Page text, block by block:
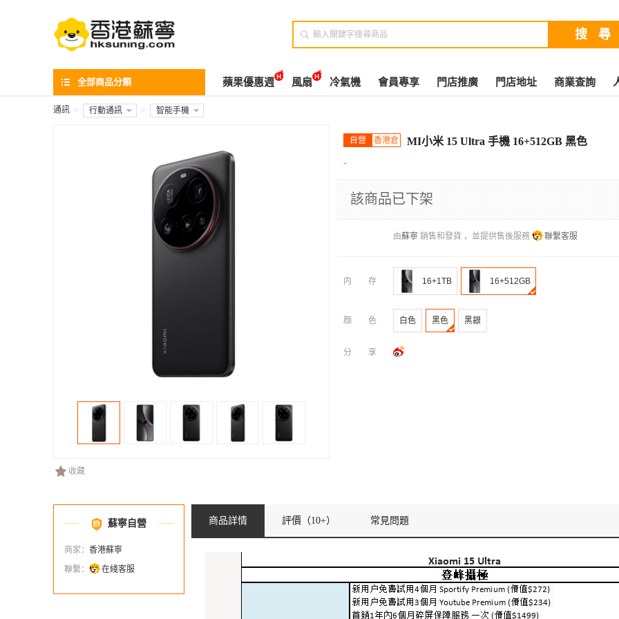

全部商品分類 蘋果優惠週 風扇 冷氣機 會員專享 門店推廣 門店地址 商業查詢
通訊 > 行動通訊 > 智能手機
收藏
自營 香港倉 MI小米 15 Ultra 手機 16+512GB 黑色
-
該商品已下架
由蘇寧 銷售和發貨 ，並提供售後服務 聯繫客服
内存 16+1TB 16+512GB
顔色 白色 黑色 黑銀
分享
蘇寧自營
商家： 香港蘇寧
聯繫：
在綫客服
商品詳情 評價 （10+） 常見問題